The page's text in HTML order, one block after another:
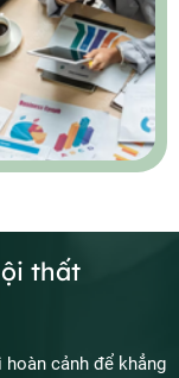
thất
cảnh để khẳng